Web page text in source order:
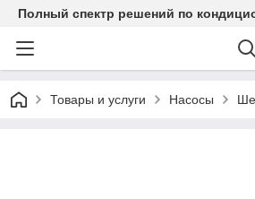
Полный спектр решений по
Товары и услуги Насосы